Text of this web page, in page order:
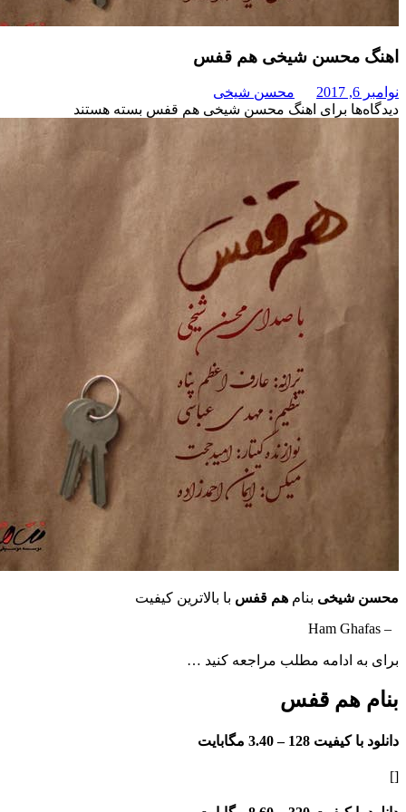
شیخی هم قفس
محسن شیخی
برای اهنگ محسن شیخی هم قفس بسته هستند
بنامهم قفس با بالاترین کیفیت
ادامه مطلب مراجعه کنید …
هم قفس
128 – 3.40 مگابایت